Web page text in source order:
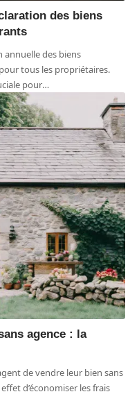
des biens
annuelle des biens
tous les propriétaires.
pour…
agence : la
de vendre leur bien sans
d’économiser les frais